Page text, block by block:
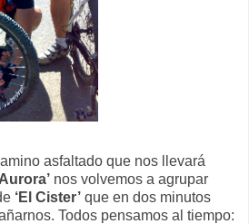
asfaltado que nos llevará
nos volvemos a agrupar
‘El Cister’ que en dos minutos
Todos pensamos al tiempo: